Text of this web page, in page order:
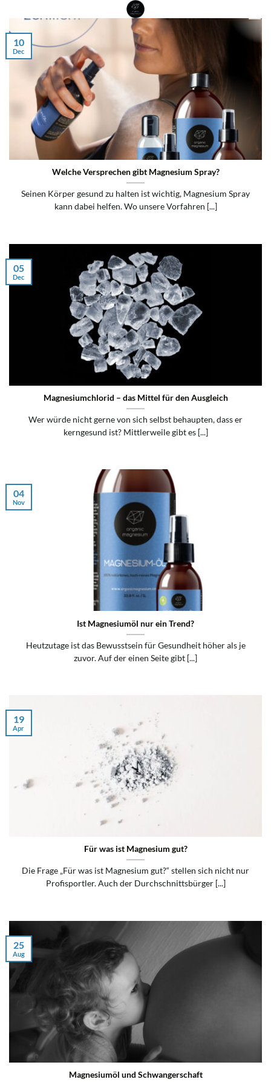
content
Welche Versprechen gibt Magnesium Spray?
Seinen Körper gesund zu halten ist wichtig, Magnesium Spray
kann dabei helfen. Wo unsere Vorfahren [...]
10
Dec
Magnesiumchlorid – das Mittel für den Ausgleich
Wer würde nicht gerne von sich selbst behaupten, dass er
kerngesund ist? Mittlerweile gibt es [...]
05
Dec
Ist Magnesiumöl nur ein Trend?
Heutzutage ist das Bewusstsein für Gesundheit höher als je
zuvor. Auf der einen Seite gibt [...]
04
Nov
Für was ist Magnesium gut?
Die Frage „Für was ist Magnesium gut?“ stellen sich nicht nur
Profisportler. Auch der Durchschnittsbürger [...]
19
Apr
Magnesiumöl und Schwangerschaft
25
Aug